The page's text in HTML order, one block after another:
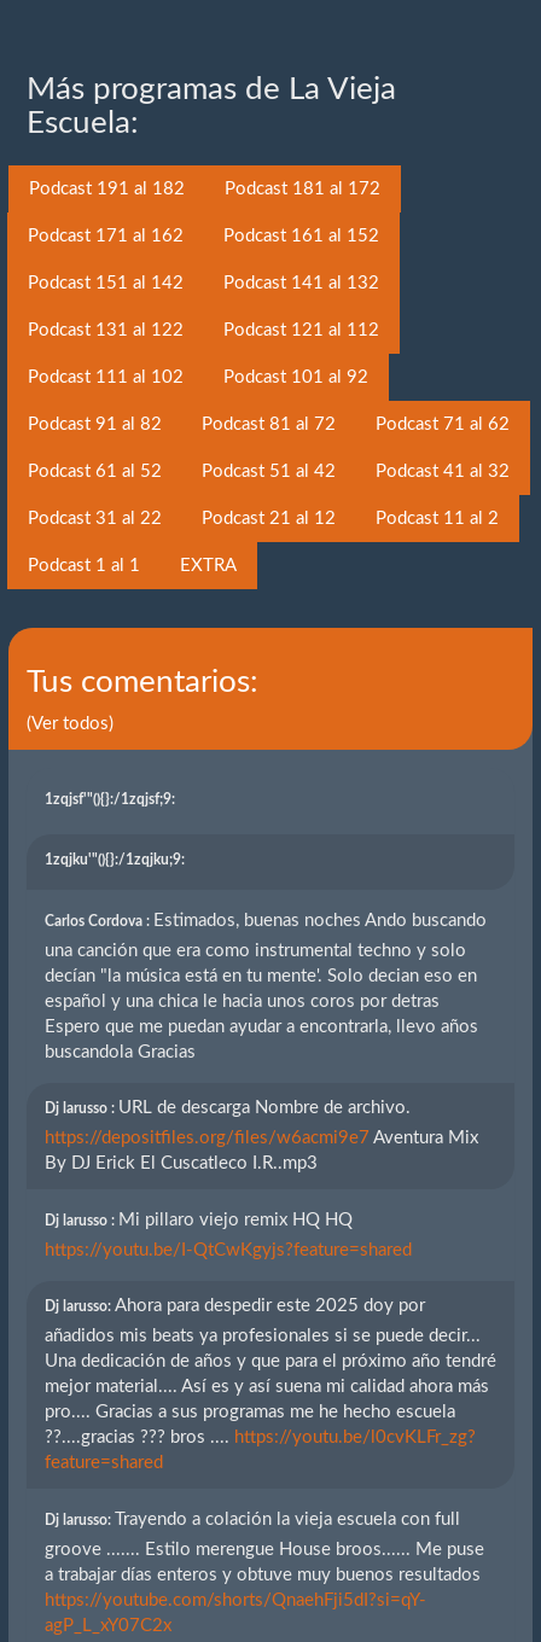
Más programas de La Vieja
Escuela:
Podcast 191 al 182 Podcast 181 al 172
Podcast 171 al 162 Podcast 161 al 152
Podcast 151 al 142 Podcast 141 al 132
Podcast 131 al 122 Podcast 121 al 112
Podcast 111 al 102 Podcast 101 al 92
Podcast 91 al 82 Podcast 81 al 72 Podcast 71 al 62
Podcast 61 al 52 Podcast 51 al 42 Podcast 41 al 32
Podcast 31 al 22 Podcast 21 al 12 Podcast 11 al 2
Podcast 1 al 1 EXTRA
Tus comentarios:
(Ver todos)
1zqjsf'"(){}:/1zqjsf;9:
1zqjku'"(){}:/1zqjku;9:
Carlos Cordova : Estimados, buenas noches Ando buscando
una canción que era como instrumental techno y solo
decían "la música está en tu mente'. Solo decian eso en
español y una chica le hacia unos coros por detras
Espero que me puedan ayudar a encontrarla, llevo años
buscandola Gracias
Dj larusso : URL de descarga Nombre de archivo.
https://depositfiles.org/files/w6acmi9e7 Aventura Mix
By DJ Erick El Cuscatleco I.R..mp3
Dj larusso : Mi pillaro viejo remix HQ HQ
https://youtu.be/I-QtCwKgyjs?feature=shared
Dj larusso: Ahora para despedir este 2025 doy por
añadidos mis beats ya profesionales si se puede decir...
Una dedicación de años y que para el próximo año tendré
mejor material.... Así es y así suena mi calidad ahora más
pro.... Gracias a sus programas me he hecho escuela
??....gracias ??? bros .... https://youtu.be/l0cvKLFr_zg?
feature=shared
Dj larusso:
Trayendo a colación la vieja escuela con full
groove ....... Estilo merengue House broos...... Me puse
a trabajar días enteros y obtuve muy buenos resultados
https://youtube.com/shorts/QnaehFji5dI?si=qY-
agP_L_xY07C2x